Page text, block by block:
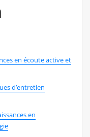
en écoute active et
d’entretien
en